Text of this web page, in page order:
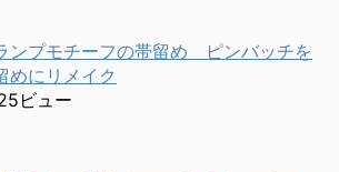
ンプモチーフの帯留め ピンバッチを
めにリメイク
ビュー